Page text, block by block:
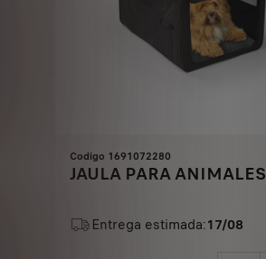
Codigo 1691072280
JAULA PARA ANIMALES
Entrega estimada:17/08